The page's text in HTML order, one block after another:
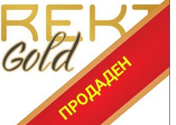
ПРОДАДЕН
ПРОДАДЕН